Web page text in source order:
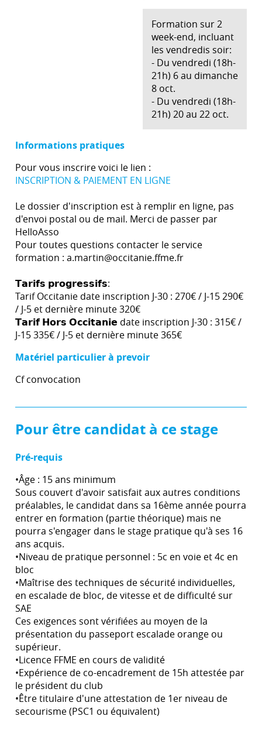
Formation sur 2
week-end, incluant
les vendredis soir:
- Du vendredi (18h-
21h) 6 au dimanche
8 oct.
- Du vendredi (18h-
21h) 20 au 22 oct.
Informations pratiques
Pour vous inscrire voici le lien :
INSCRIPTION & PAIEMENT EN LIGNE
Le dossier d'inscription est à remplir en ligne, pas
d'envoi postal ou de mail. Merci de passer par
HelloAsso
Pour toutes questions contacter le service
formation : a.martin@occitanie.ffme.fr
𝗧𝗮𝗿𝗶𝗳𝘀 𝗽𝗿𝗼𝗴𝗿𝗲𝘀𝘀𝗶𝗳𝘀:
Tarif Occitanie date inscription J-30 : 270€ / J-15 290€
/ J-5 et dernière minute 320€
𝗧𝗮𝗿𝗶𝗳 𝗛𝗼𝗿𝘀 𝗢𝗰𝗰𝗶𝘁𝗮𝗻𝗶𝗲 date inscription J-30 : 315€ /
J-15 335€ / J-5 et dernière minute 365€
Matériel particulier à prevoir
Cf convocation
Pour être candidat à ce stage
Pré-requis
•Âge : 15 ans minimum
Sous couvert d'avoir satisfait aux autres conditions
préalables, le candidat dans sa 16ème année pourra
entrer en formation (partie théorique) mais ne
pourra s'engager dans le stage pratique qu'à ses 16
ans acquis.
•Niveau de pratique personnel : 5c en voie et 4c en
bloc
•Maîtrise des techniques de sécurité individuelles,
en escalade de bloc, de vitesse et de difficulté sur
SAE
Ces exigences sont vérifiées au moyen de la
présentation du passeport escalade orange ou
supérieur.
•Licence FFME en cours de validité
•Expérience de co-encadrement de 15h attestée par
le président du club
•Être titulaire d'une attestation de 1er niveau de
secourisme (PSC1 ou équivalent)